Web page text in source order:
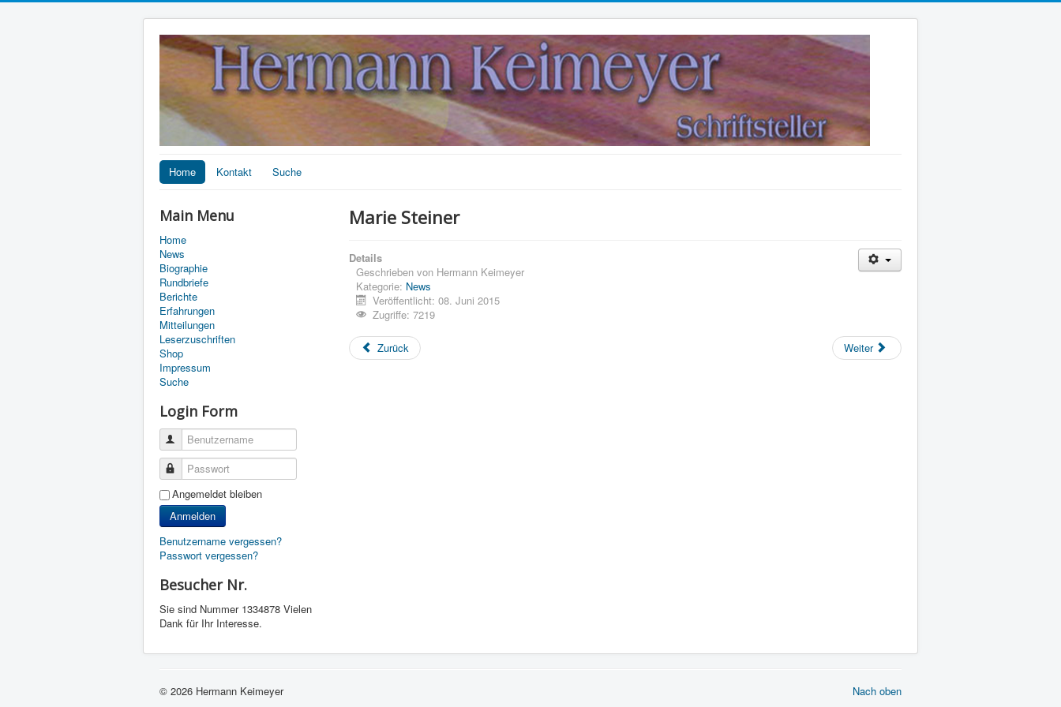
Home Kontakt Suche
Main Menu
Home
News
Biographie
Rundbriefe
Berichte
Erfahrungen
Mitteilungen
Leserzuschriften
Shop
Impressum
Suche
Login Form
Benutzername
Passwort
Angemeldet bleiben
Anmelden
Benutzername vergessen?
Passwort vergessen?
Besucher Nr.
Sie sind Nummer 1334878 Vielen
Dank für Ihr Interesse.
Marie Steiner
Details
Geschrieben von Hermann Keimeyer
Kategorie: News
Veröffentlicht: 08. Juni 2015
Zugriffe: 7219
Zurück Weiter
Nach oben
© 2026 Hermann Keimeyer